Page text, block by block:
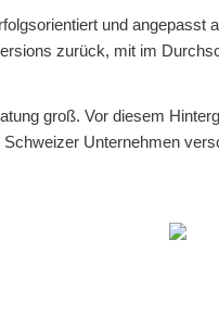
und
zurück, mit im
groß. Vor diesem
Unternehmen